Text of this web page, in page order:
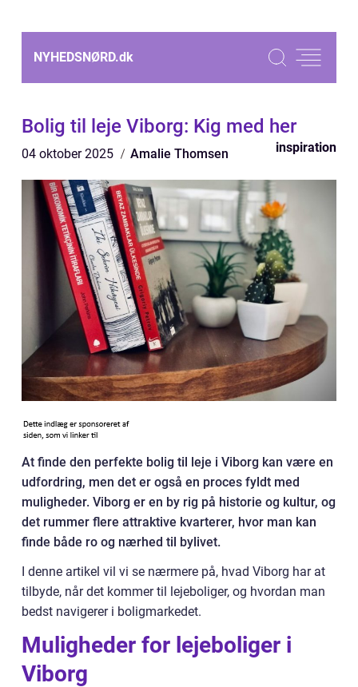
NYHEDSNØRD.dk
Bolig til leje Viborg: Kig med her
04 oktober 2025 Amalie Thomsen inspiration
At finde den perfekte bolig til leje i Viborg kan være en
udfordring, men det er også en proces fyldt med
muligheder. Viborg er en by rig på historie og kultur, og
det rummer flere attraktive kvarterer, hvor man kan
finde både ro og nærhed til bylivet.
I denne artikel vil vi se nærmere på, hvad Viborg har at
tilbyde, når det kommer til lejeboliger, og hvordan man
bedst navigerer i boligmarkedet.
Muligheder for lejeboliger i
Viborg